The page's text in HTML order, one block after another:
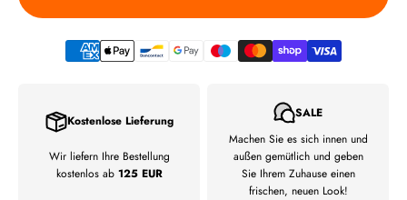
Kostenlose Lieferung
Wir liefern Ihre Bestellung
kostenlos ab 125 EUR
SALE
Machen Sie es sich innen und
außen gemütlich und geben
Sie Ihrem Zuhause einen
frischen, neuen Look!